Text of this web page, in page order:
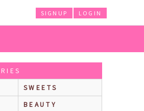
LOGIN
SIGNUP
映像＆新場面写真が解禁！
SWEETS
BEAUTY